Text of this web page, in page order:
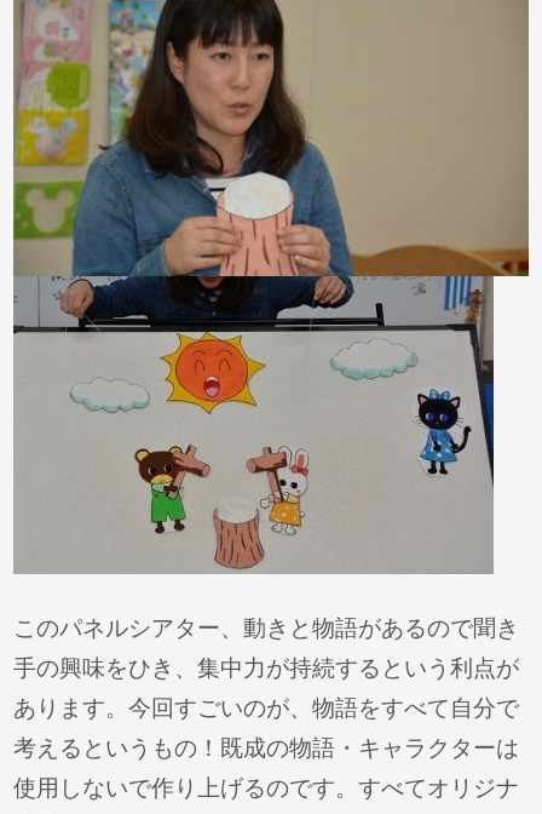
このパネルシアター、動きと物語があるので聞き
手の興味をひき、集中力が持続するという利点が
あります。今回すごいのが、物語をすべて自分で
考えるというもの！既成の物語・キャラクターは
使用しないで作り上げるのです。すべてオリジナ